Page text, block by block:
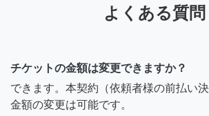
よくある質問
チケットの金額は変更できますか？
できます。本契約（依頼者様の前払い決
金額の変更は可能です。